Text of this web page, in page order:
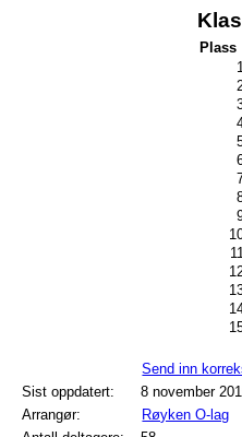
Plass
1.
11.
Send inn
Sist oppdatert:
8 november
Arrangør:
Røyken O-lag